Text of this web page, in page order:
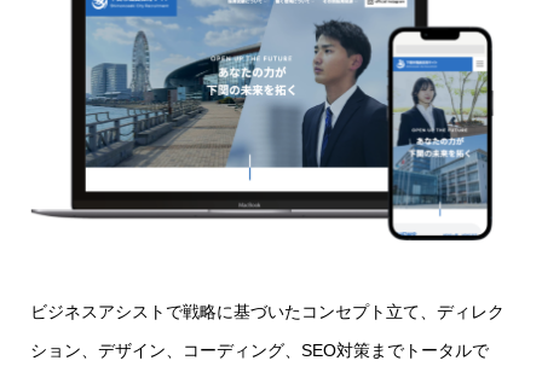
ビジネスアシストで戦略に基づいたコンセプト立て、ディレク
ション、デザイン、コーディング、SEO対策までトータルで